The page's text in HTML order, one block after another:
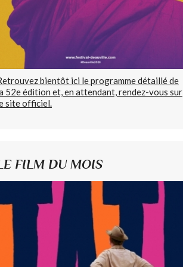
bientôt ici le programme détaillé de
52e édition et, en attendant, rendez-vous sur
site officiel.
FILM DU MOIS